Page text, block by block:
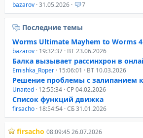
bazarov · 31.05.2026 · 7
Последние темы
Worms Ultimate Mayhem to Worms
bazarov · 19:32:37 · ВТ 23.06.2026
Балка вызывает рассинхрон в
Emishka_Roper · 15:06:01 · ВТ 10.03.2026
Решение проблемы с залипанием
Unaited · 12:55:34 · СР 04.02.2026
Список функций движка
firsacho · 18:54:54 · СБ 31.01.2026